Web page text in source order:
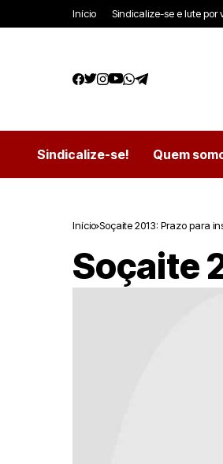
Início Sindicalize-se e lute por
Sindicalize-se! Quem
Início Soçaite 2013: Prazo para
Soçaite